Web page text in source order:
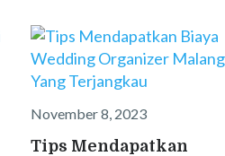
November 8, 2023
Tips Mendapatkan